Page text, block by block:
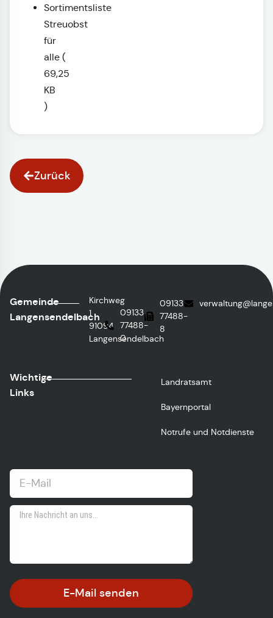
Sortimentsliste
Streuobst
für
alle (
69,25
KB
)
Zurück
Gemeinde
Langensendelbach
Kirchweg
1
91094
Langensendelbach
09133
77488-
0
09133
77488-
8
Wichtige
Links
Landratsamt
Bayernportal
Notrufe und Notdienste
E-Mail senden